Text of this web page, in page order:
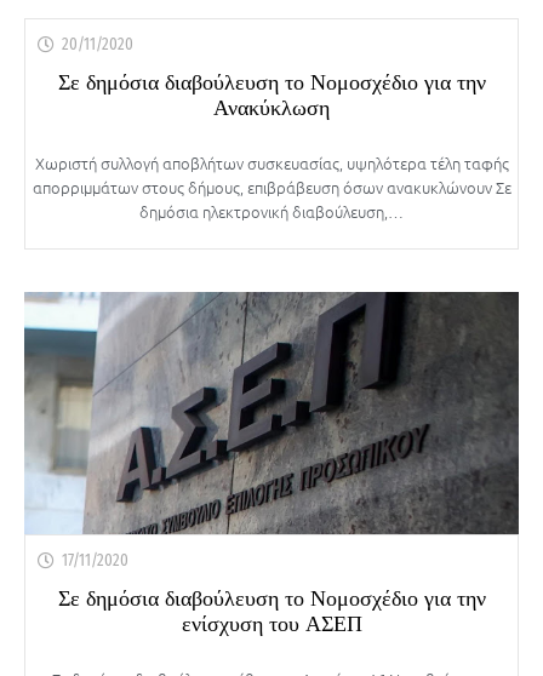
20/11/2020
Σε δημόσια διαβούλευση το Νομοσχέδιο για την
Ανακύκλωση
Χωριστή συλλογή αποβλήτων συσκευασίας, υψηλότερα τέλη ταφής
απορριμμάτων στους δήμους, επιβράβευση όσων ανακυκλώνουν Σε
δημόσια ηλεκτρονική διαβούλευση,…
17/11/2020
Σε δημόσια διαβούλευση το Νομοσχέδιο για την
ενίσχυση του ΑΣΕΠ